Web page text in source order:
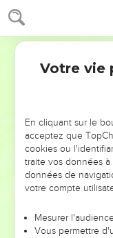
NE
ET SI LEURS
leur foi ou leur
et les saisons
Votre vie
En cliquant sur le
acceptez que
cookies ou
traite vos données
données de
votre compte
Mesurer
Vous permettre